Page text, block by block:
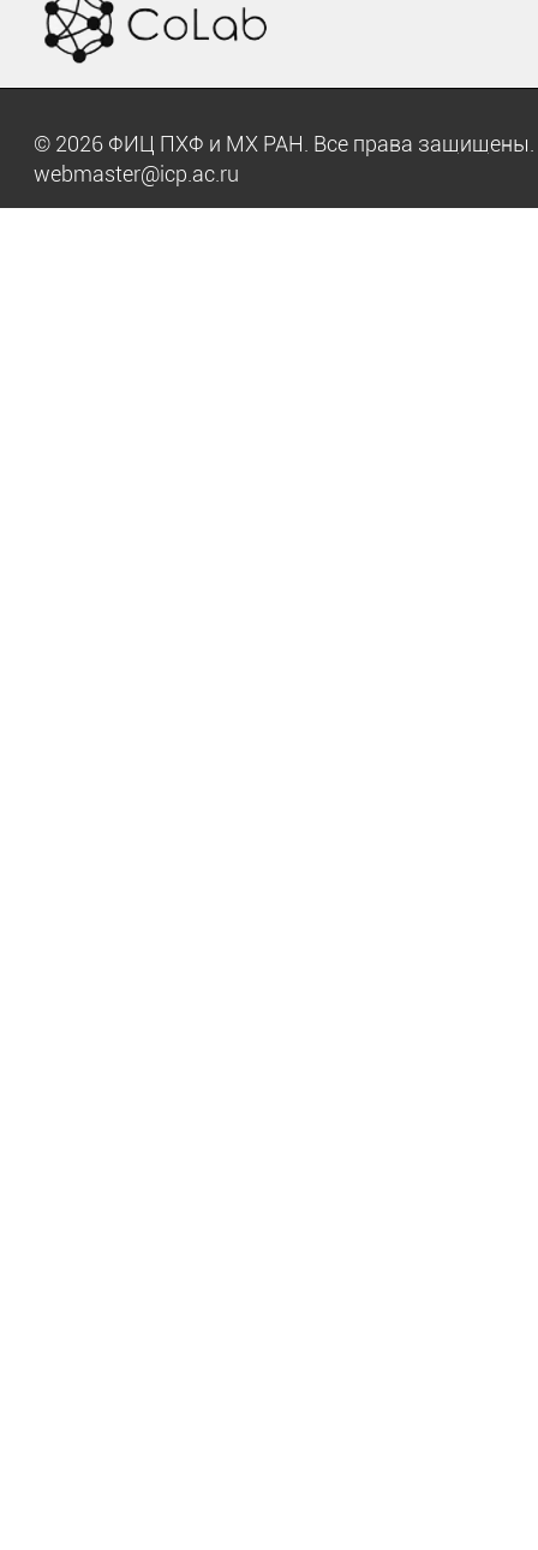
© 2026 ФИЦ ПХФ и МХ РАН. Все права
webmaster@icp.ac.ru